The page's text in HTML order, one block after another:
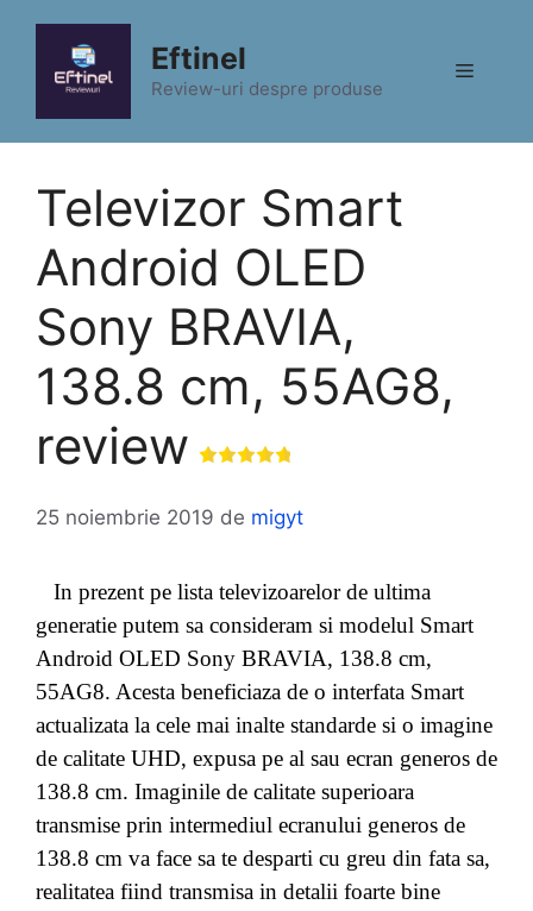
conținut
Eftinel
Review-uri despre produse
Meniu
Televizor Smart
Android OLED
Sony BRAVIA,
138.8 cm, 55AG8,
review
25 noiembrie 2019 de migyt
In prezent pe lista televizoarelor de ultima
generatie putem sa consideram si modelul Smart
Android OLED Sony BRAVIA, 138.8 cm,
55AG8. Acesta beneficiaza de o interfata Smart
actualizata la cele mai inalte standarde si o imagine
de calitate UHD, expusa pe al sau ecran generos de
138.8 cm. Imaginile de calitate superioara
transmise prin intermediul ecranului generos de
138.8 cm va face sa te desparti cu greu din fata sa,
realitatea fiind transmisa in detalii foarte bine